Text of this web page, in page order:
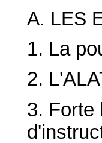
A. LES
1. La
2.
3. Forte